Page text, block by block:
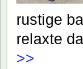
rustige
relaxte
>>